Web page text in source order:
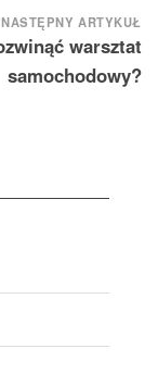
NASTĘPNY ARTYKUŁ
warsztat
samochodowy?